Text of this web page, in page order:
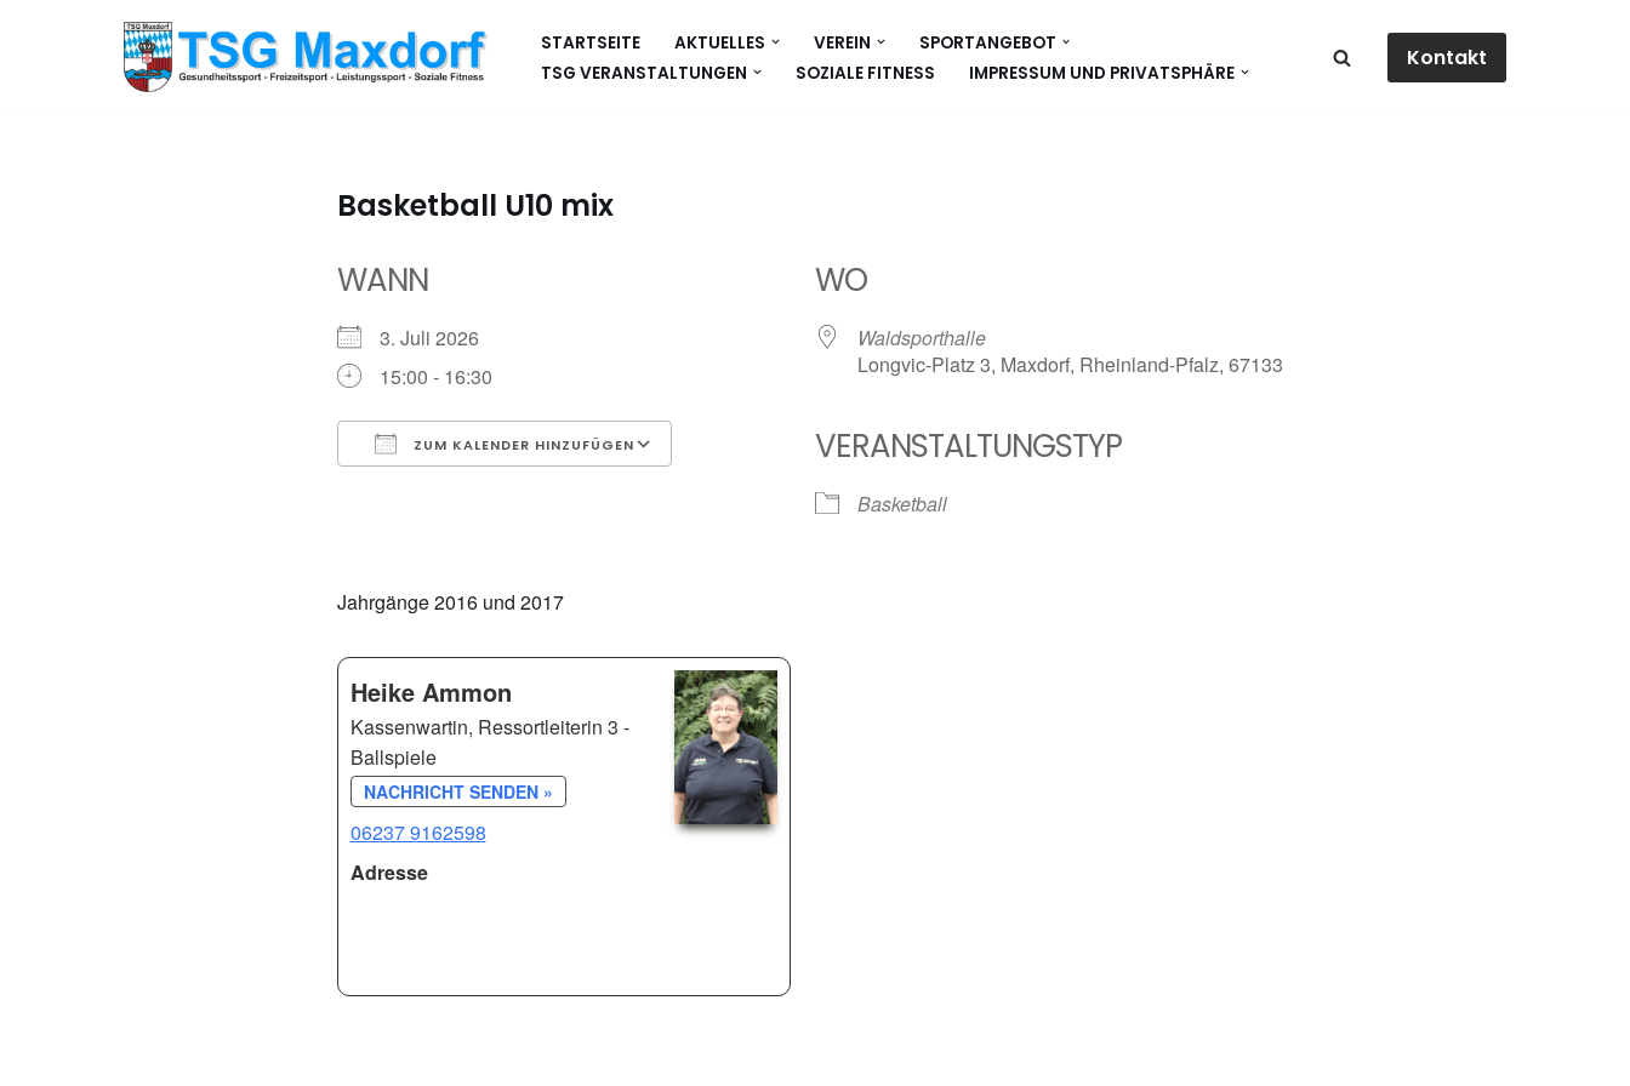
STARTSEITE AKTUELLES VEREIN
SPORTANGEBOT
TSG VERANSTALTUNGEN
SOZIALE FITNESS IMPRESSUM UND PRIVATSPHÄRE
Kontakt
Basketball U10 mix
WANN
3. Juli 2026
15:00 - 16:30
ZUM KALENDER HINZUFÜGEN
Google Kalender
WO
Waldsporthalle
Longvic-Platz 3, Maxdorf, Rheinland-Pfalz, 67133
VERANSTALTUNGSTYP
Basketball
Jahrgänge 2016 und 2017
Heike Ammon
Kassenwartin, Ressortleiterin 3 -
Ballspiele
NACHRICHT SENDEN »
06237 9162598
Adresse